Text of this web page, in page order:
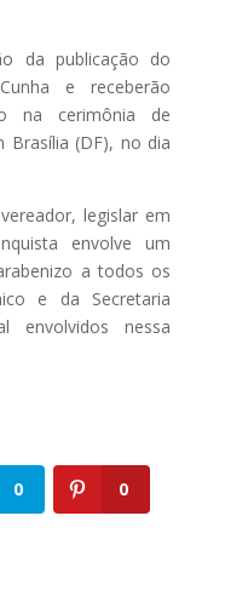
da publicação do
e receberão
na cerimônia de
Brasília (DF), no dia
legislar em
envolve um
a todos os
e da Secretaria
envolvidos nessa
0 0